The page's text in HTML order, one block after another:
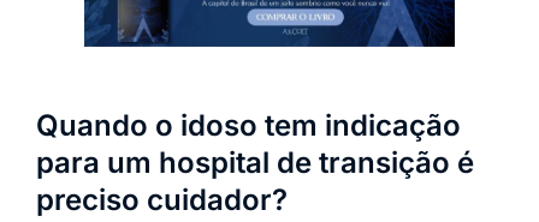
Quando o idoso tem indicação
para um hospital de transição é
preciso cuidador?